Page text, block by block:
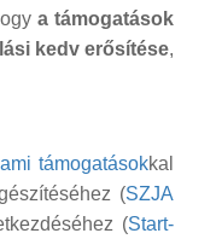
a támogatások
kedv erősítése,
támogatásokkal
(SZJA
(Start-